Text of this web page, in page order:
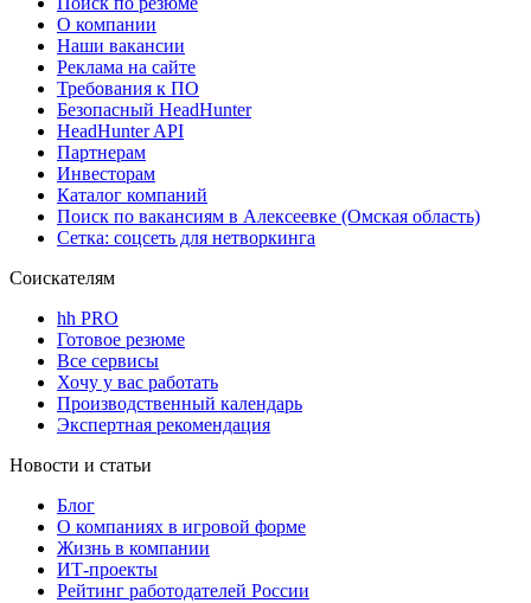
О компании
Наши вакансии
Реклама на сайте
Требования к ПО
Безопасный HeadHunter
HeadHunter API
Партнерам
Инвесторам
Каталог компаний
Поиск по вакансиям в Алексеевке (Омская область)
Сетка: соцсеть для нетворкинга
Соискателям
hh PRO
Готовое резюме
Все сервисы
Хочу у вас работать
Производственный календарь
Экспертная рекомендация
Новости и статьи
Блог
О компаниях в игровой форме
Жизнь в компании
ИТ-проекты
Рейтинг работодателей России